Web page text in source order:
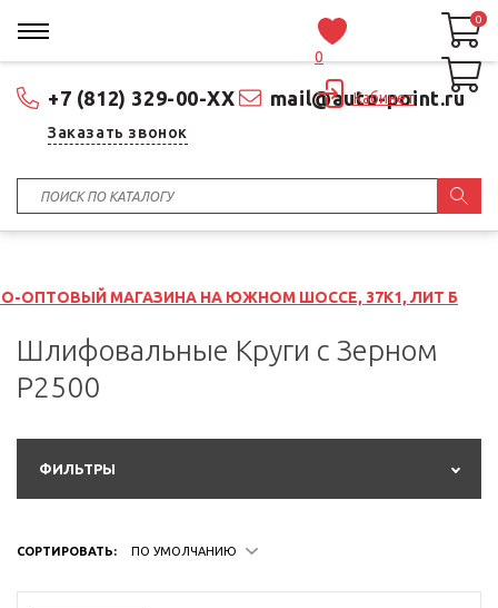
+7 (812) 329-00-XX mail@auto-point.ru
Заказать звонок
0
Кабинет
0
0
НА ЮЖНОМ ШОССЕ, 37К1, ЛИТ Б
Шлифовальные Круги с Зерном
P2500
ФИЛЬТРЫ
СОРТИРОВАТЬ: ПО УМОЛЧАНИЮ